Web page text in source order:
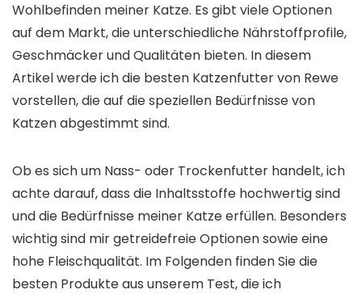
Wohlbefinden meiner Katze. Es gibt viele Optionen
auf dem Markt, die unterschiedliche Nährstoffprofile,
Geschmäcker und Qualitäten bieten. In diesem
Artikel werde ich die besten Katzenfutter von Rewe
vorstellen, die auf die speziellen Bedürfnisse von
Katzen abgestimmt sind.
Ob es sich um Nass- oder Trockenfutter handelt, ich
achte darauf, dass die Inhaltsstoffe hochwertig sind
und die Bedürfnisse meiner Katze erfüllen. Besonders
wichtig sind mir getreidefreie Optionen sowie eine
hohe Fleischqualität. Im Folgenden finden Sie die
besten Produkte aus unserem Test, die ich